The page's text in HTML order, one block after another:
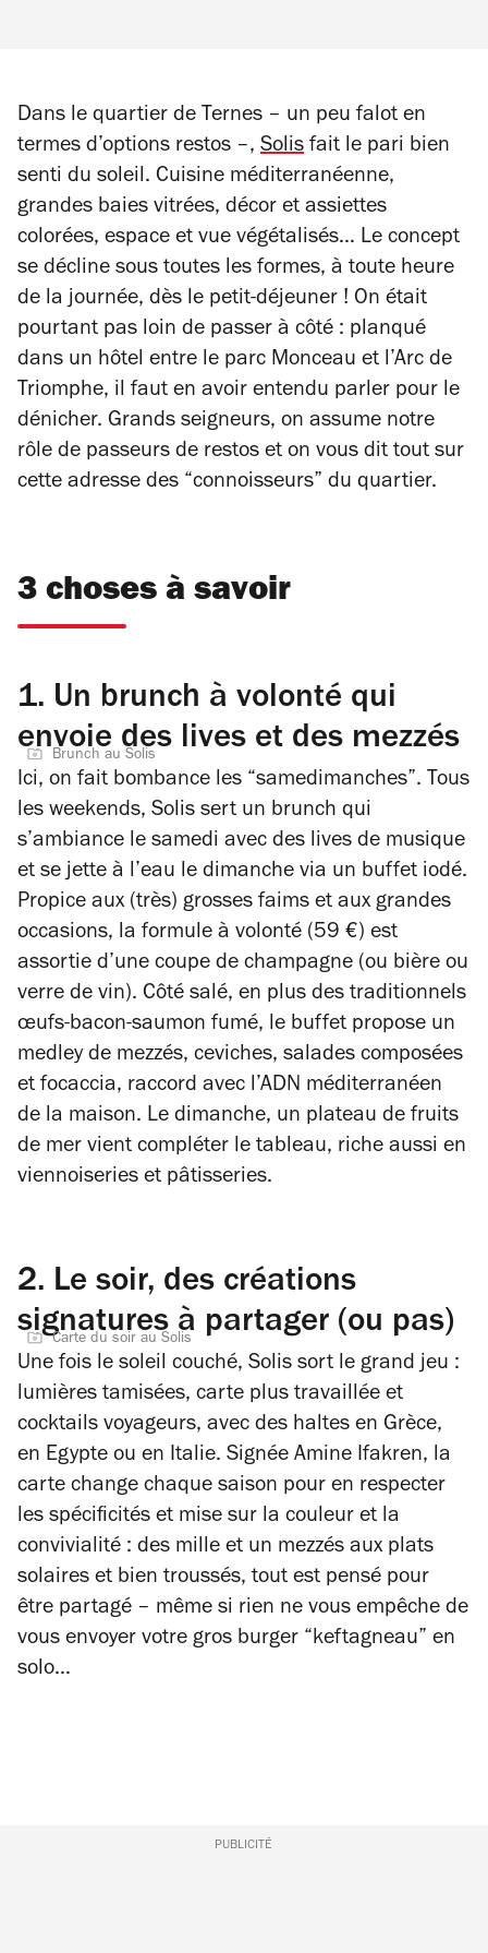
Dans le quartier de Ternes – un peu falot en
termes d’options restos –, Solis fait le pari bien
senti du soleil. Cuisine méditerranéenne,
grandes baies vitrées, décor et assiettes
colorées, espace et vue végétalisés… Le concept
se décline sous toutes les formes, à toute heure
de la journée, dès le petit-déjeuner ! On était
pourtant pas loin de passer à côté : planqué
dans un hôtel entre le parc Monceau et l’Arc de
Triomphe, il faut en avoir entendu parler pour le
dénicher. Grands seigneurs, on assume notre
rôle de passeurs de restos et on vous dit tout sur
cette adresse des “connoisseurs” du quartier.
3 choses à savoir
1. Un brunch à volonté qui
envoie des lives et des mezzés
Brunch au Solis
Ici, on fait bombance les “samedimanches”. Tous
les weekends, Solis sert un brunch qui
s’ambiance le samedi avec des lives de musique
et se jette à l’eau le dimanche via un buffet iodé.
Propice aux (très) grosses faims et aux grandes
occasions, la formule à volonté (59 €) est
assortie d’une coupe de champagne (ou bière ou
verre de vin). Côté salé, en plus des traditionnels
œufs-bacon-saumon fumé, le buffet propose un
medley de mezzés, ceviches, salades composées
et focaccia, raccord avec l’ADN méditerranéen
de la maison. Le dimanche, un plateau de fruits
de mer vient compléter le tableau, riche aussi en
viennoiseries et pâtisseries.
2. Le soir, des créations
signatures à partager (ou pas)
Carte du soir au Solis
Une fois le soleil couché, Solis sort le grand jeu :
lumières tamisées, carte plus travaillée et
cocktails voyageurs, avec des haltes en Grèce,
en Egypte ou en Italie. Signée Amine Ifakren, la
carte change chaque saison pour en respecter
les spécificités et mise sur la couleur et la
convivialité : des mille et un mezzés aux plats
solaires et bien troussés, tout est pensé pour
être partagé – même si rien ne vous empêche de
vous envoyer votre gros burger “keftagneau” en
solo…
PUBLICITÉ